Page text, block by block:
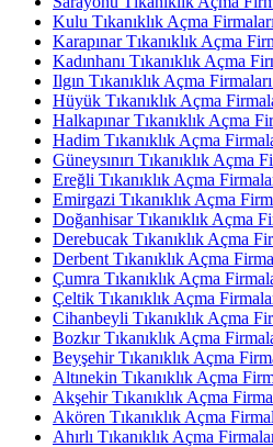
Kulu Tıkanıklık Açma
Karapınar Tıkanıklık Açma
Kadınhanı Tıkanıklık Açma
Ilgın Tıkanıklık Açma
Hüyük Tıkanıklık Açma
Halkapınar Tıkanıklık Açma
Hadim Tıkanıklık Açma
Güneysınırı Tıkanıklık Açma
Ereğli Tıkanıklık Açma
Emirgazi Tıkanıklık Açma
Doğanhisar Tıkanıklık Açma
Derebucak Tıkanıklık Açma
Derbent Tıkanıklık Açma
Çumra Tıkanıklık Açma
Çeltik Tıkanıklık Açma
Cihanbeyli Tıkanıklık Açma
Bozkır Tıkanıklık Açma
Beyşehir Tıkanıklık Açma
Altınekin Tıkanıklık Açma
Akşehir Tıkanıklık Açma
Akören Tıkanıklık Açma
Ahırlı Tıkanıklık Açma